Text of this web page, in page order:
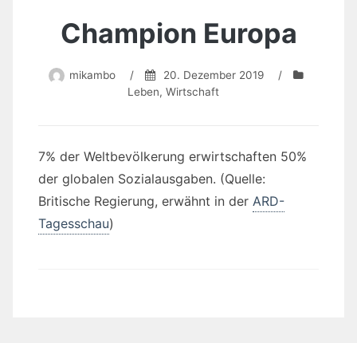
Champion Europa
mikambo / 20. Dezember 2019
/
Leben, Wirtschaft
7% der Weltbevölkerung erwirtschaften 50%
der globalen Sozialausgaben. (Quelle:
Britische Regierung, erwähnt in der ARD-
Tagesschau)